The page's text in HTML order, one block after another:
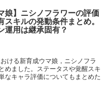
娘】ニシノフラワーの評価
スキルの発動条件まとめ。
運用は継承固有？
ける新育成ウマ娘，ニシノフラ
めました。ステータスや覚醒スキ
なキャラ評価についてもまとめた